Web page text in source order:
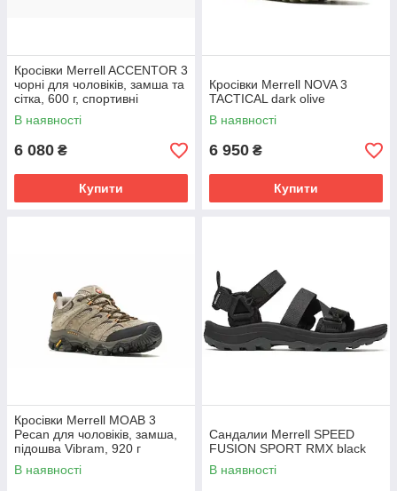
Кросівки Merrell ACCENTOR 3
чорні для чоловіків, замша та
сітка, 600 г, спортивні
В наявності
6 080 ₴
Купити
Кросівки Merrell NOVA 3
TACTICAL dark olive
В наявності
6 950 ₴
Купити
Кросівки Merrell MOAB 3
Pecan для чоловіків, замша,
підошва Vibram, 920 г
В наявності
Сандалии Merrell SPEED
FUSION SPORT RMX black
В наявності